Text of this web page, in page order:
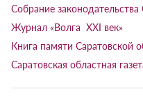
Собрание
Журнал «Волга XXI век»
Книга памяти Саратовской
Саратовская областная